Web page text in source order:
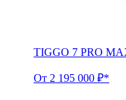
TIGGO 7 PRO
От 2 195 000 ₽*